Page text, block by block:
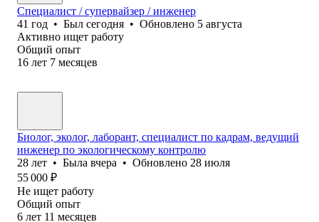
Специалист / супервайзер / инженер
41 год • Был сегодня • Обновлено 5 августа
Активно ищет работу
Общий опыт
16 лет 7 месяцев
Биолог, эколог, лаборант, специалист по кадрам, ведущий
инженер по экологическому контролю
28 лет • Была вчера • Обновлено 28 июля
55 000 ₽
Не ищет работу
Общий опыт
6 лет 11 месяцев